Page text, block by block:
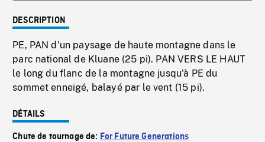
DESCRIPTION
PE, PAN d'un paysage de haute montagne dans le
parc national de Kluane (25 pi). PAN VERS LE HAUT
le long du flanc de la montagne jusqu'à PE du
sommet enneigé, balayé par le vent (15 pi).
DÉTAILS
Chute de tournage de: For Future Generations